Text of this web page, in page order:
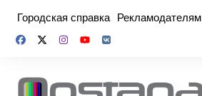
содержимому
Городская справка Рекламодателям